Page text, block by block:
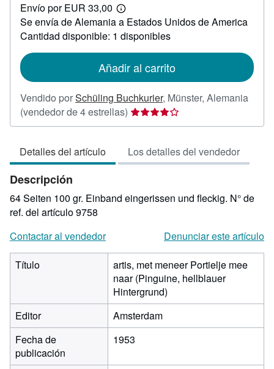
25,00
Envío por EUR 33,00
Más
información
sobre
las
envío
Se envía de Alemania a Estados Unidos de America
Cantidad disponible: 1 disponibles
Añadir al carrito
Vendido porSchüling Buchkurier, Münster, Alemania
(vendedor de 4 estrellas) Calificación
del
4
de
estrellas
Detalles del artículo Los detalles del vendedor
Descripción
64 Seiten 100 gr. Einband eingerissen und fleckig. N° de
ref. del artículo 9758
Contactar al vendedor
Denunciar este artículo
Título
artis, met meneer Portielje mee
naar (Pinguine, hellblauer
Hintergrund)
Editor
Amsterdam
Fecha de
publicación
1953